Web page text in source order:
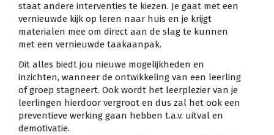
staat andere interventies te kiezen. Je gaat met een
vernieuwde kijk op leren naar huis en je krijgt
materialen mee om direct aan de slag te kunnen
met een vernieuwde taakaanpak.
Dit alles biedt jou nieuwe mogelijkheden en
inzichten, wanneer de ontwikkeling van een leerling
of groep stagneert. Ook wordt het leerplezier van je
leerlingen hierdoor vergroot en dus zal het ook een
preventieve werking gaan hebben t.a.v. uitval en
demotivatie.